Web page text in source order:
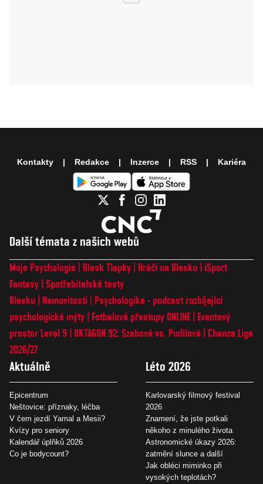
Další témata z našich webů
Moje Psychologie Blesk Tlapky Hráči na Blesku
iSport
Fantasy Spotřebitelské testy
Blesku
Nemovitosti
Psychologika - podcast rozbíjející
psychologické mýty
Fotbalové přestupy ONLINE
Eventový
prostor Level 9 OKTAGON 92: Szabová vs. Pudilová
Chance Liga
2026/27
Aktuálně
Epicentrum
Neštovice: příznaky, léčba
V čem jezdí Yamal a Mesii?
Kvízy pro seniory
Kalendář úplňků 2026
Co je bodycount?
Léto 2026
Karlovarský filmový festival
2026
Znamení, že jste potkali
někoho z minulého života
Astronomické úkazy 2026:
zatmění slunce a další
Jak obléci miminko při
vysokých teplotách?
Kontakty Redakce Inzerce RSS Kariéra